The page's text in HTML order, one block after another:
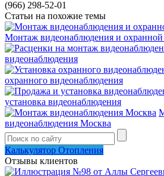
(966) 298-52-01
Статьи на похожие темы
Монтаж видеонаблюдения и охранной
видеонаблюдения
охранного видеонаблюдения
установка видеонаблюдения
видеонаблюдения Москва
Калькулятор Отопления
Отзывы клиентов